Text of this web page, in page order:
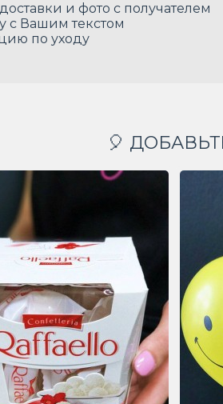
и фото с получателем
с Вашим текстом
по уходу
🎈